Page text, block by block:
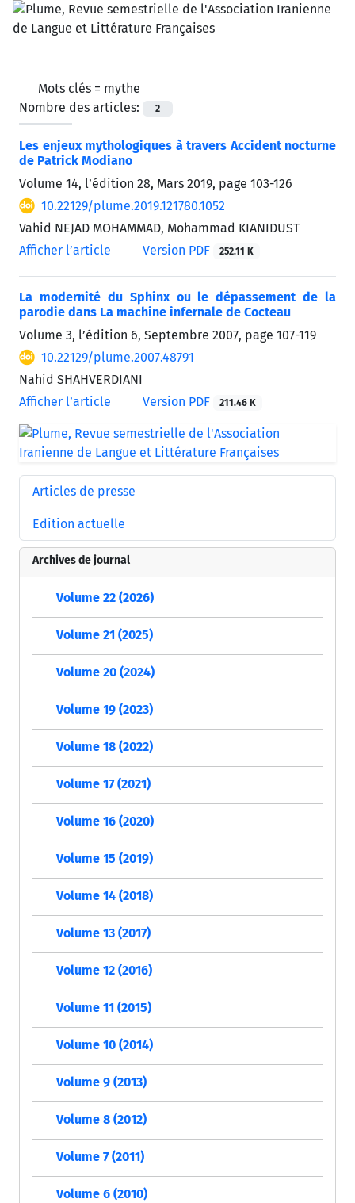
Mots clés = mythe
Nombre des articles:
2
Les enjeux mythologiques à travers Accident nocturne
de Patrick Modiano
Volume 14, l’édition 28, Mars 2019, page 103-126
10.22129/plume.2019.121780.1052
Vahid NEJAD MOHAMMAD, Mohammad KIANIDUST
Afficher l’article
Version PDF 252.11 K
La modernité du Sphinx ou le dépassement de la
parodie dans La machine infernale de Cocteau
Volume 3, l’édition 6, Septembre 2007, page 107-119
10.22129/plume.2007.48791
Nahid SHAHVERDIANI
Afficher l’article
Version PDF 211.46 K
Articles de presse
Edition actuelle
Archives de journal
Volume 22 (2026)
Volume 21 (2025)
Volume 20 (2024)
Volume 19 (2023)
Volume 18 (2022)
Volume 17 (2021)
Volume 16 (2020)
Volume 15 (2019)
Volume 14 (2018)
Volume 13 (2017)
Volume 12 (2016)
Volume 11 (2015)
Volume 10 (2014)
Volume 9 (2013)
Volume 8 (2012)
Volume 7 (2011)
Volume 6 (2010)